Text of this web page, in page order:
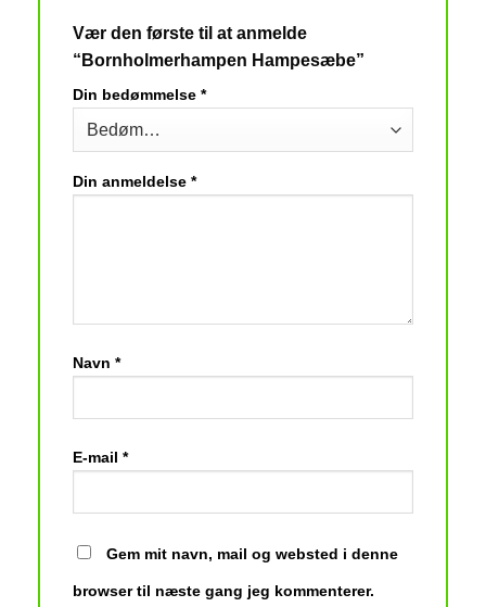
Vær den første til at anmelde
“Bornholmerhampen Hampesæbe”
Din bedømmelse *
Din anmeldelse *
Navn *
E-mail *
Gem mit navn, mail og websted i denne
browser til næste gang jeg kommenterer.